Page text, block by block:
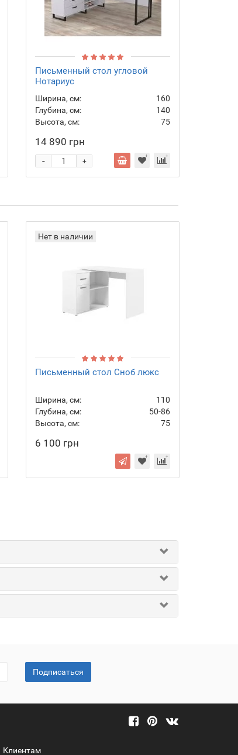
Письменный стол угловой
Нотариус
Ширина, см:
160
Глубина, см:
140
Высота, см:
75
14 890 грн
+
-
Нет в наличии
Письменный стол Сноб люкс
Ширина, см:
110
Глубина, см:
50-86
Высота, см:
75
6 100 грн
Подписаться
Клиентам